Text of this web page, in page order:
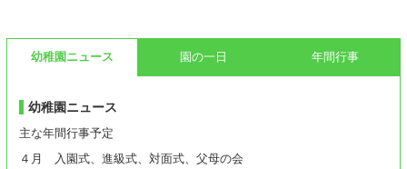
幼稚園ニュース 園の一日 年間行事
幼稚園ニュース
主な年間行事予定
４月 入園式、進級式、対面式、父母の会